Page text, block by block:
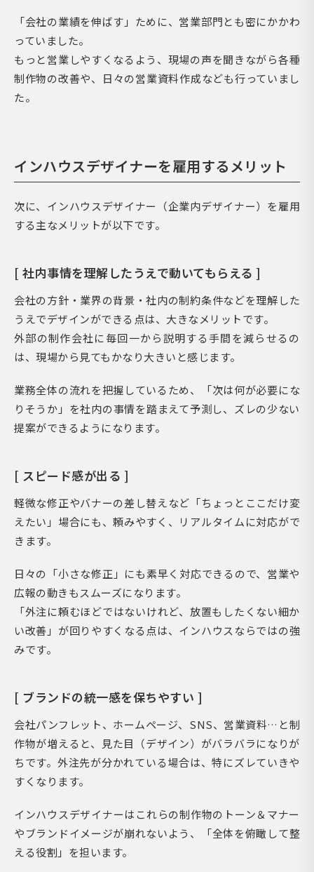
「会社の業績を伸ばす」ために、営業部門とも密にかかわ
っていました。
もっと営業しやすくなるよう、現場の声を聞きながら各種
制作物の改善や、日々の営業資料作成なども行っていまし
た。
インハウスデザイナーを雇用するメリット
次に、インハウスデザイナー（企業内デザイナー）を雇用
する主なメリットが以下です。
[ 社内事情を理解したうえで動いてもらえる ]
会社の方針・業界の背景・社内の制約条件などを理解した
うえでデザインができる点は、大きなメリットです。
外部の制作会社に毎回一から説明する手間を減らせるの
は、現場から見てもかなり大きいと感じます。
業務全体の流れを把握しているため、「次は何が必要にな
りそうか」を社内の事情を踏まえて予測し、ズレの少ない
提案ができるようになります。
[ スピード感が出る ]
軽微な修正やバナーの差し替えなど「ちょっとここだけ変
えたい」場合にも、頼みやすく、リアルタイムに対応がで
きます。
日々の「小さな修正」にも素早く対応できるので、営業や
広報の動きもスムーズになります。
「外注に頼むほどではないけれど、放置もしたくない細か
い改善」が回りやすくなる点は、インハウスならではの強
みです。
[ ブランドの統一感を保ちやすい ]
会社パンフレット、ホームページ、SNS、営業資料…と制
作物が増えると、見た目（デザイン）がバラバラになりが
ちです。外注先が分かれている場合は、特にズレていきや
すくなります。
インハウスデザイナーはこれらの制作物のトーン＆マナー
やブランドイメージが崩れないよう、「全体を俯瞰して整
える役割」を担います。